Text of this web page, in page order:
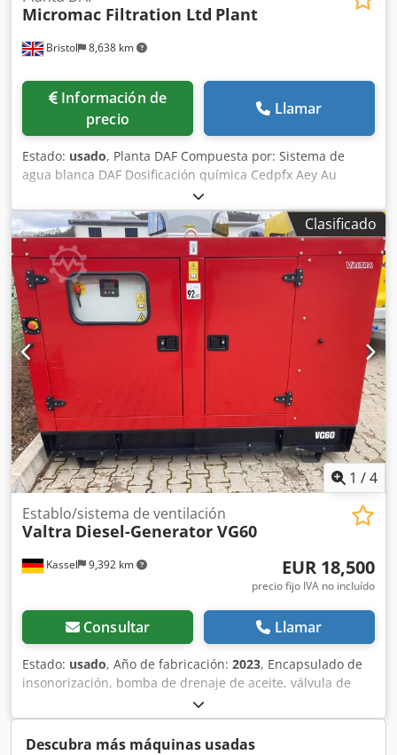
Bristol 8,638 km
Micromac Filtration Ltd Plant
Información de
precio
Llamar
Estado: usado, Planta DAF Compuesta por: Sistema de
agua blanca DAF Dosificación química Cedpfx Aey Au
Aredysha Mezclador de polímero Compresores de aire y
sistema de control. Bombas de alimentación y soplador
disponibles si se requieren. *Planos disponibles*
Ubicación: Bristol, Reino Unido (El comprador debe
encargarse de desmontar)
Clasificado
1 /4
Kassel 9,392 km
Establo/sistema de ventilación
Valtra Diesel-Generator VG60
EUR 18,500
precio fijo IVA no incluído
Consultar Llamar
Estado: usado, Año de fabricación: 2023, Encapsulado de
insonorización, bomba de drenaje de aceite, válvula de
tres vías, conexión para generador eléctrico / Mecc Alte
ECP322M4B, motor AGCO Power 33 DTG, control manual,
depósito de combustible de 200L / Cjdpfx Adsrxur Ueyoha
Descubra más máquinas usadas